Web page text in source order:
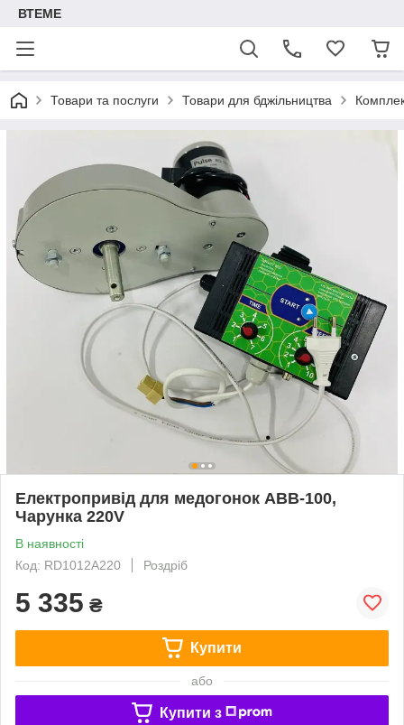
ВТЕМЕ
Товари та послуги Товари для бджільництва
Електропривід для медогонок АВВ-100,
Чарунка 220V
В наявності
Код: RD1012A220
Роздріб
5 335 ₴
Купити
або
Купити з